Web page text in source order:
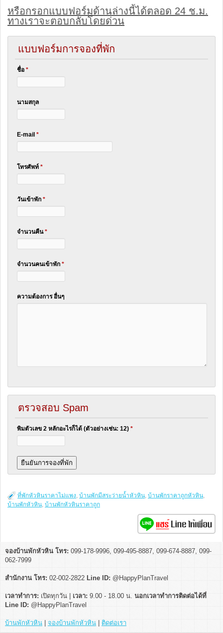
หรือกรอกแบบฟอร์มด้านล่างนี้ได้ตลอด 24 ช.ม.
ทางเราจะตอบกลับโดยด่วน
แบบฟอร์มการจองที่พัก
ชื่อ *
นามสกุล
E-mail *
โทรศัพท์ *
วันเข้าพัก *
จำนวนคืน*
จำนวนคนเข้าพัก *
ความต้องการ อื่นๆ
ตรวจสอบ Spam
พิมตัวเลข 2 หลักอะไรก็ได้ (ตัวอย่างเช่น: 12) *
ที่พักหัวหินราคาไม่แพง, บ้านพักมีสระว่ายน้ำหัวหิน, บ้านพักราคาถูกหัวหิน,
บ้านพักหัวหิน, บ้านพักหัวหินราคาถูก
จองบ้านพักหัวหิน โทร: 099-178-9996, 099-495-8887, 099-674-8887, 099-
062-7999
สำนักงาน โทร: 02-002-2822 Line ID: @HappyPlanTravel
เวลาทำการ: เปิดทุกวัน | เวลา: 9.00 - 18.00 น. นอกเวลาทำการติดต่อได้ที่
Line ID: @HappyPlanTravel
บ้านพักหัวหิน จองบ้านพักหัวหิน ติดต่อเรา